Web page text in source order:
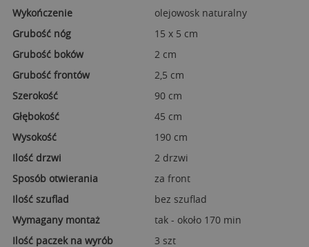
Wykończenie
olejowosk naturalny
Grubość nóg
15 x 5 cm
Grubość boków
2 cm
Grubość frontów
2,5 cm
Szerokość
90 cm
Głębokość
45 cm
Wysokość
190 cm
Ilość drzwi
2 drzwi
Sposób otwierania
za front
Ilość szuflad
bez szuflad
Wymagany montaż
tak - około 170 min
Ilość paczek na wyrób
3 szt